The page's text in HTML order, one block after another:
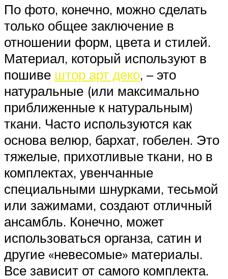
По фото, конечно, можно сделать
только общее заключение в
отношении форм, цвета и стилей.
Материал, который используют в
пошиве штор арт деко, – это
натуральные (или максимально
приближенные к натуральным)
ткани. Часто используются как
основа велюр, бархат, гобелен. Это
тяжелые, прихотливые ткани, но в
комплектах, увенчанные
специальными шнурками, тесьмой
или зажимами, создают отличный
ансамбль. Конечно, может
использоваться органза, сатин и
другие «невесомые» материалы.
Все зависит от самого комплекта.